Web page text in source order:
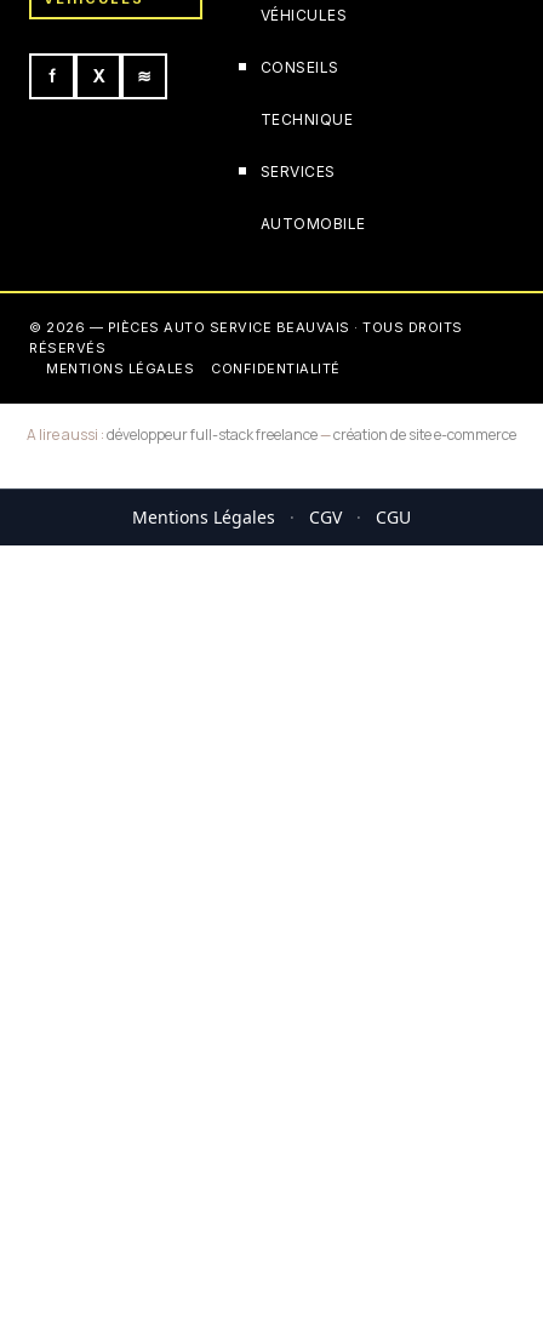
f X ≋
VÉHICULES
CONSEILS
TECHNIQUE
SERVICES
AUTOMOBILE
© 2026 — PIÈCES AUTO SERVICE BEAUVAIS · TOUS DROITS
RÉSERVÉS
MENTIONS LÉGALES
CONFIDENTIALITÉ
A lire aussi :développeur full-stack freelance—création de site e-commerce
Mentions Légales · CGV · CGU